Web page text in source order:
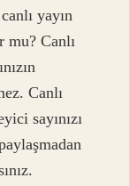
yayın
mu? Canlı
Canlı
sayınızı